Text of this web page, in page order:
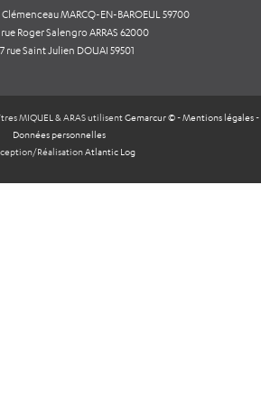
MARCQ-EN-BAROEUL 59700
Roger Salengro ARRAS 62000
rue Saint Julien DOUAI 59501
MIQUEL & ARAS utilisentGemarcur ©-Mentions légales-
Données personnelles
RéalisationAtlantic Log